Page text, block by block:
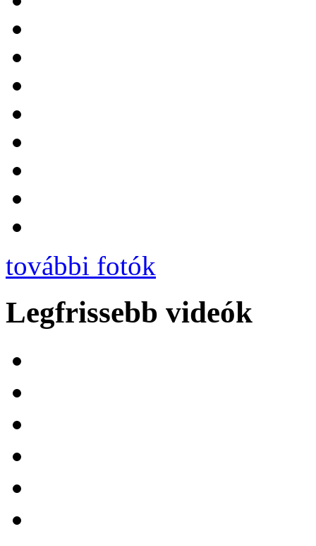
további fotók
Legfrissebb videók